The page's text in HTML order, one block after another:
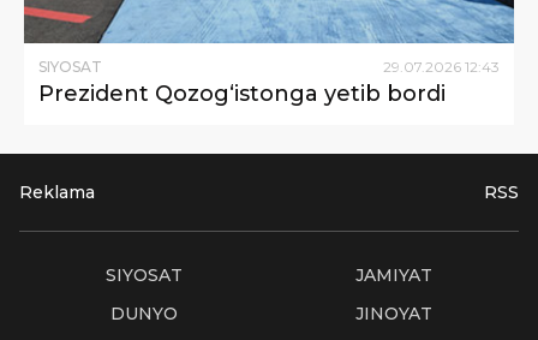
SIYOSAT 29 07 2026 12:43
Prezident Qozog‘istonga yetib bordi
Reklama RSS
SIYOSAT
JAMIYAT
DUNYO
JINOYAT